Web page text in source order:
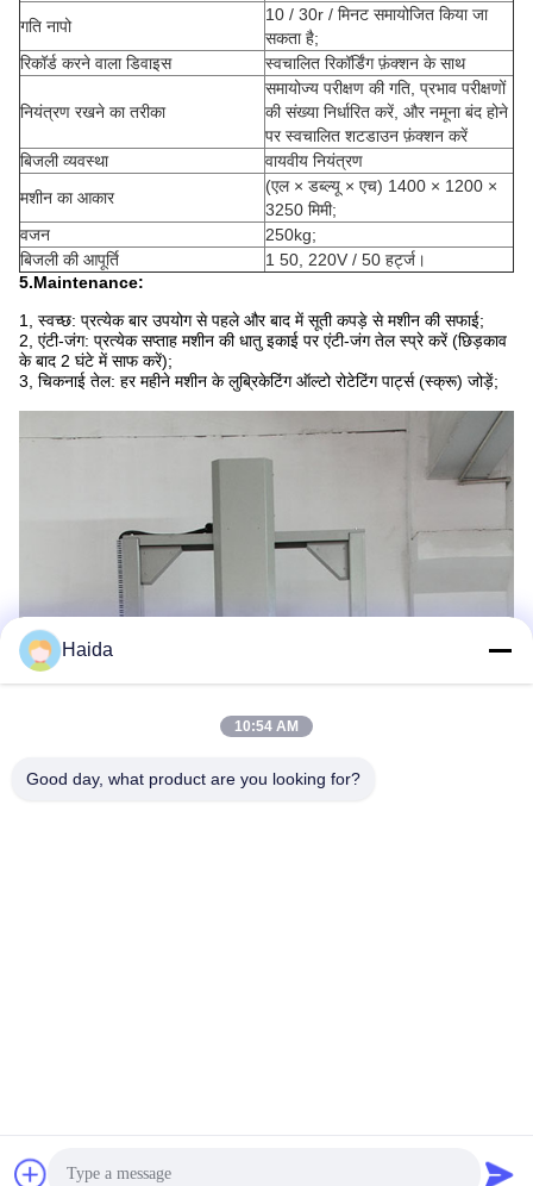
गति नापो
10 / 30r / मिनट समायोजित किया जा
सकता है;
रिकॉर्ड करने वाला डिवाइस
स्वचालित रिकॉर्डिंग फ़ंक्शन के साथ
नियंत्रण रखने का तरीका
समायोज्य परीक्षण की गति, प्रभाव परीक्षणों
की संख्या निर्धारित करें, और नमूना बंद होने
पर स्वचालित शटडाउन फ़ंक्शन करें
बिजली व्यवस्था
वायवीय नियंत्रण
मशीन का आकार
(एल × डब्ल्यू × एच) 1400 × 1200 ×
3250 मिमी;
वजन
250kg;
बिजली की आपूर्ति
1 50, 220V / 50 हर्ट्ज।
5.Maintenance:
1, स्वच्छ: प्रत्येक बार उपयोग से पहले और बाद में सूती कपड़े से मशीन की सफाई;
2, एंटी-जंग: प्रत्येक सप्ताह मशीन की धातु इकाई पर एंटी-जंग तेल स्प्रे करें (छिड़काव
के बाद 2 घंटे में साफ करें);
3, चिकनाई तेल: हर महीने मशीन के लुब्रिकेटिंग ऑल्टो रोटेटिंग पार्ट्स (स्क्रू) जोड़ें;
Haida
10:54 AM
Good day, what product are you looking for?